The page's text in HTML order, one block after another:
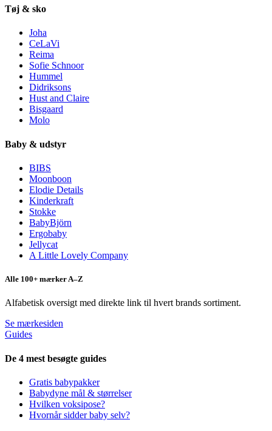
Tøj & sko
Joha
CeLaVi
Reima
Sofie Schnoor
Hummel
Didriksons
Hust and Claire
Bisgaard
Molo
Baby & udstyr
BIBS
Moonboon
Elodie Details
Kinderkraft
Stokke
BabyBjörn
Ergobaby
Jellycat
A Little Lovely Company
Alle 100+ mærker A–Z
Alfabetisk oversigt med direkte link til hvert brands sortiment.
Se mærkesiden
Guides
De 4 mest besøgte guides
Gratis babypakker
Babydyne mål & størrelser
Hvilken voksipose?
Hvornår sidder baby selv?